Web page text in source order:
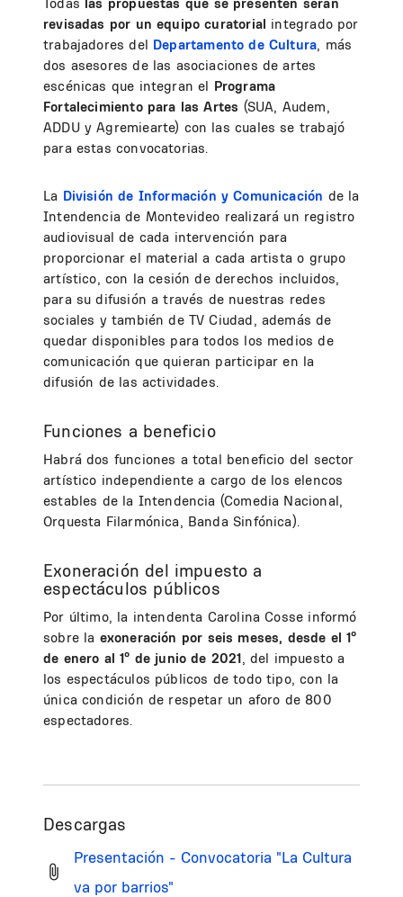
revisadas por un equipo curatorial integrado por
trabajadores del Departamento de Cultura, más
dos asesores de las asociaciones de artes
escénicas que integran el Programa
Fortalecimiento para las Artes (SUA, Audem,
ADDU y Agremiearte) con las cuales se trabajó
para estas convocatorias.
La División de Información y Comunicación de la
Intendencia de Montevideo realizará un registro
audiovisual de cada intervención para
proporcionar el material a cada artista o grupo
artístico, con la cesión de derechos incluidos,
para su difusión a través de nuestras redes
sociales y también de TV Ciudad, además de
quedar disponibles para todos los medios de
comunicación que quieran participar en la
difusión de las actividades.
Funciones a beneficio
Habrá dos funciones a total beneficio del sector
artístico independiente a cargo de los elencos
estables de la Intendencia (Comedia Nacional,
Orquesta Filarmónica, Banda Sinfónica).
Exoneración del impuesto a
espectáculos públicos
Por último, la intendenta Carolina Cosse informó
sobre la exoneración por seis meses, desde el 1º
de enero al 1º de junio de 2021, del impuesto a
los espectáculos públicos de todo tipo, con la
única condición de respetar un aforo de 800
espectadores.
Descargas
Presentación - Convocatoria "La Cultura
va por barrios"